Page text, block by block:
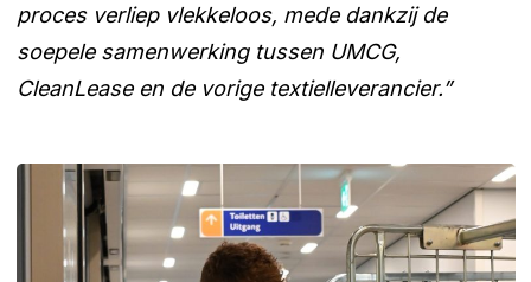
proces verliep vlekkeloos, mede dankzij de
soepele samenwerking tussen UMCG,
CleanLease en de vorige textielleverancier.”